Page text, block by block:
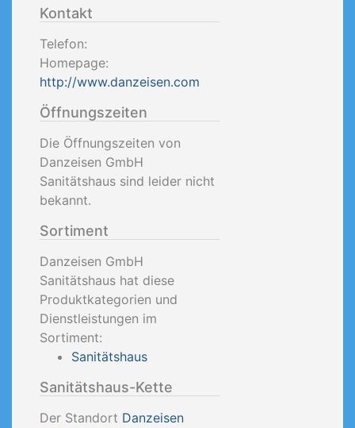
Kontakt
Telefon:
Homepage:
http://www.danzeisen.com
Öffnungszeiten
Die Öffnungszeiten von
Danzeisen GmbH
Sanitätshaus sind leider nicht
bekannt.
Sortiment
Danzeisen GmbH
Sanitätshaus hat diese
Produktkategorien und
Dienstleistungen im
Sortiment:
Sanitätshaus
Sanitätshaus-Kette
Der Standort Danzeisen